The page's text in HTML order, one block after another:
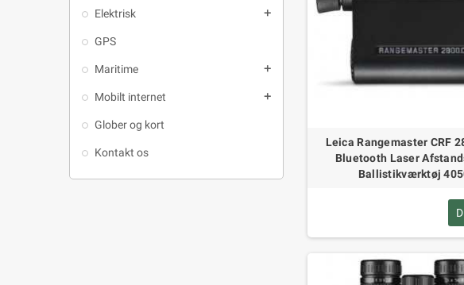
Elektrisk add
GPS
Maritime add
Mobilt internet add
Glober og kort
Kontakt os
Leica Rangemaster CRF
Bluetooth Laser
Ballistikværktøj